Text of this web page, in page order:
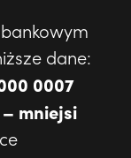
dane:
0007
mniejsi